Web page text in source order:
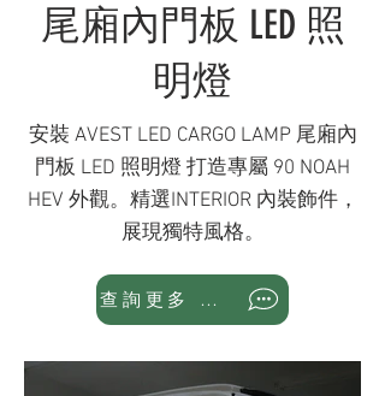
尾廂內門板 LED 照
明燈
安裝 AVEST LED CARGO LAMP 尾廂內
門板 LED 照明燈 打造專屬 90 NOAH
HEV 外觀。精選INTERIOR 內裝飾件，
展現獨特風格。
查詢更多 WhatsApp